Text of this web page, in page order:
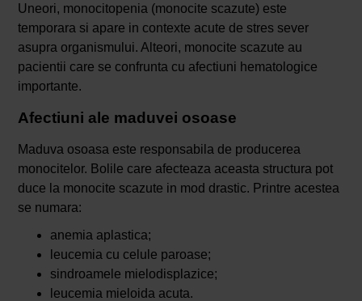
Uneori, monocitopenia (monocite scazute) este
temporara si apare in contexte acute de stres sever
asupra organismului. Alteori, monocite scazute au
pacientii care se confrunta cu afectiuni hematologice
importante.
Afectiuni ale maduvei osoase
Maduva osoasa este responsabila de producerea
monocitelor. Bolile care afecteaza aceasta structura pot
duce la monocite scazute in mod drastic. Printre acestea
se numara:
anemia aplastica;
leucemia cu celule paroase;
sindroamele mielodisplazice;
leucemia mieloida acuta.